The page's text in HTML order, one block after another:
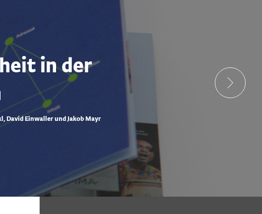
in der
David Einwaller und Jakob Mayr